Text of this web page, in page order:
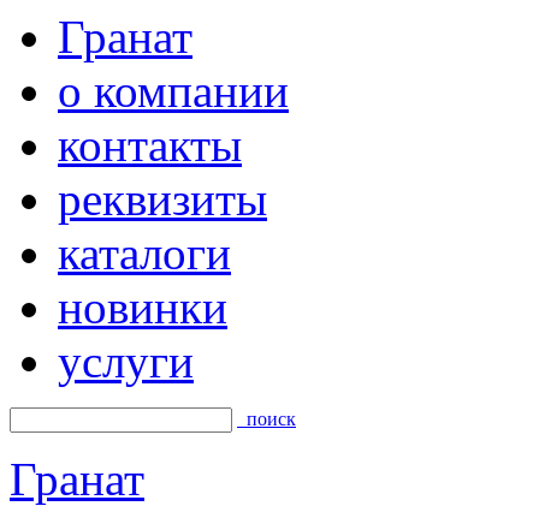
Гранат
о компании
контакты
реквизиты
каталоги
новинки
услуги
поиск
Гранат